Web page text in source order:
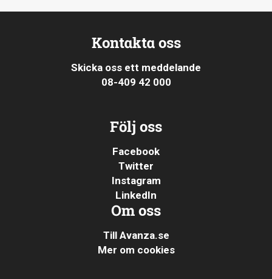
Kontakta oss
Skicka oss ett meddelande
08-409 42 000
Följ oss
Facebook
Twitter
Instagram
LinkedIn
Om oss
Till Avanza.se
Mer om cookies